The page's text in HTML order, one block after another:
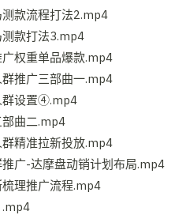
款流程打法2.mp4
测款打法3.mp4
权重单品爆款.mp4
推广三部曲一.mp4
群设置④.mp4
部曲二.mp4
精准拉新投放.mp4
广-达摩盘动销计划布局.mp4
理推广流程.mp4
.mp4